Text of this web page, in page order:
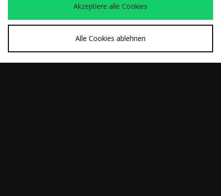
Akzeptiere alle Cookies
Alle Cookies ablehnen